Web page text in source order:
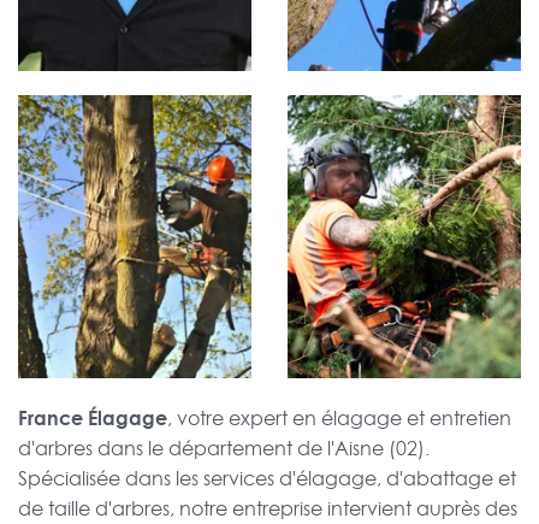
France Élagage, votre expert en élagage et entretien
d'arbres dans le département de l'Aisne (02).
Spécialisée dans les services d'élagage, d'abattage et
de taille d'arbres, notre entreprise intervient auprès des